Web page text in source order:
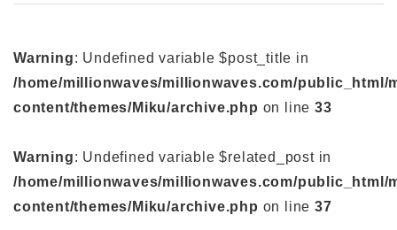
Warning: Undefined variable $post_title in
/home/millionwaves/millionwaves.com/public_html/
content/themes/Miku/archive.php on line33
Warning: Undefined variable $related_post in
/home/millionwaves/millionwaves.com/public_html/
content/themes/Miku/archive.php on line37